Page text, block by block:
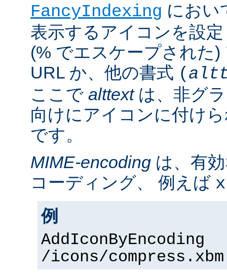
FancyIndexing におい
表示するアイコンを設
(% でエスケープされた
URL か、他の書式 (
ここで alttextは、非グ
向けにアイコンに付け
です。
MIME-encoding は、有
コーディング、 例えば
例
AddIconByEncoding
/icons/